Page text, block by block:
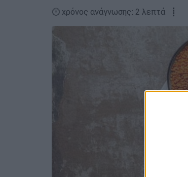
🕛 χρόνος ανάγνωσης: 2 λεπτά ┋